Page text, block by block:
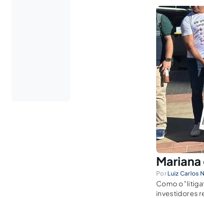
Por Luiz Carlos
Como o
investidores